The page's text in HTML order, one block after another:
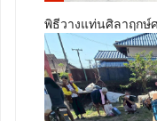
พิธีวางแท่นศิลาฤกษ์